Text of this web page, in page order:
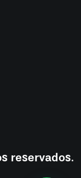
reservados.